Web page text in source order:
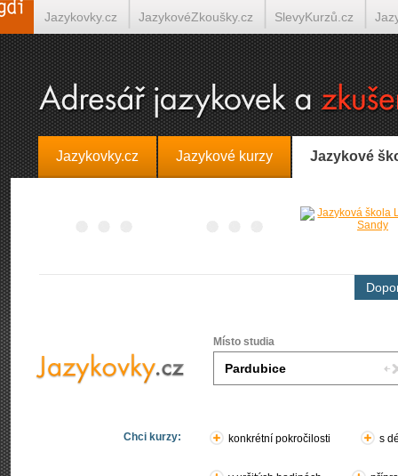
Jazykovky.cz Jazykové kurzy Jazykové
Místo studia
Chci kurzy: konkrétní pokročilosti s
Jazykovky.cz JazykovéZkoušky.cz SlevyKurzů.cz
Španělština on-line Italština on-line Tlumočení-